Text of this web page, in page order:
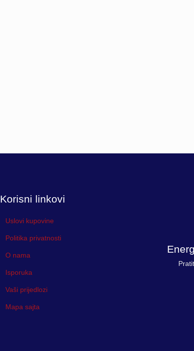
Korisni linkovi
Uslovi kupovine
Politika privatnosti
O nama
Isporuka
Vaši prijedlozi
Mapa sajta